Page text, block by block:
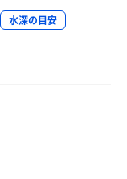
水深の目安